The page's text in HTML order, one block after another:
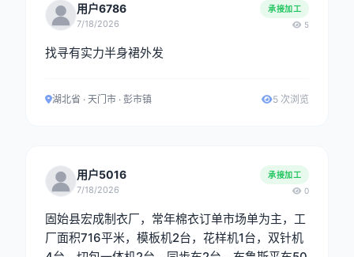
用户6786
7/18/2026
承接加工
5
找寻有实力半身裙外发
湖北省 · 天门市 · 彭市镇 5 次浏览
用户5016
7/18/2026
承接加工
0
固始县宏成制衣厂，常年棉衣订单市场单为主，工
厂面积716平米，模板机2台，花样机1台，双针机